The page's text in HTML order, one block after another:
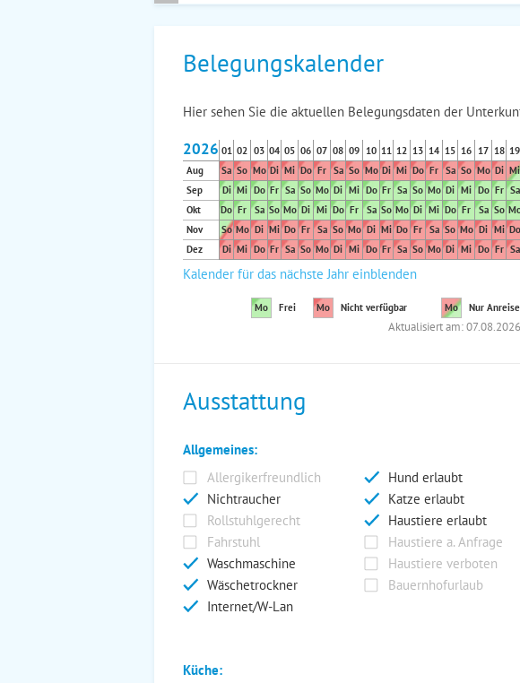
Belegungskalender
Hier sehen Sie die aktuellen Belegungsdaten der
2026 01 02 03 04 05 06 07 08 09 10 11 12 13 14 15 16 17 18 19
Aug
Sa So Mo Di Mi Do Fr Sa So Mo Di Mi Do Fr Sa So Mo Di Mi
Sep
Di Mi Do Fr Sa So Mo Di Mi Do Fr Sa So Mo Di Mi Do Fr Sa
Okt
Do Fr Sa So Mo Di Mi Do Fr Sa So Mo Di Mi Do Fr Sa So
Nov
So Mo Di Mi Do Fr Sa So Mo Di Mi Do Fr Sa So Mo Di Mi Do
Dez
Di Mi Do Fr Sa So Mo Di Mi Do Fr Sa So Mo Di Mi Do Fr Sa
Kalender für das nächste Jahr einblenden
Mo Frei Mo Nicht verfügbar Mo Nur Anreise
Aktualisiert am: 07.08.2026
Ausstattung
Allgemeines:
Allergikerfreundlich
Hund erlaubt
Nichtraucher
Katze erlaubt
Rollstuhlgerecht
Haustiere erlaubt
Fahrstuhl
Haustiere a. Anfrage
Waschmaschine
Haustiere verboten
Wäschetrockner
Bauernhofurlaub
Internet/W-Lan
Küche: